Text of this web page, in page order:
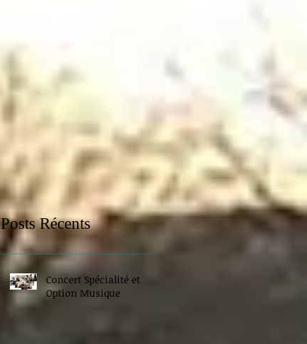
Posts Récents
Concert Spécialité et
Option Musique